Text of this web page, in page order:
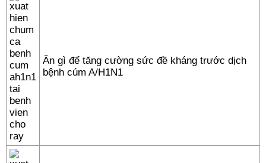
Ăn gì để tăng cường sức đề kháng trước dịch
bệnh cúm A/H1N1